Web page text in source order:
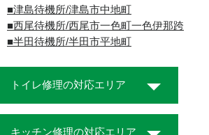
■津島待機所/津島市中地町
■西尾待機所/西尾市一色町一色伊那跨
■半田待機所/半田市平地町
トイレ修理の対応エリア
キッチン修理の対応エリア